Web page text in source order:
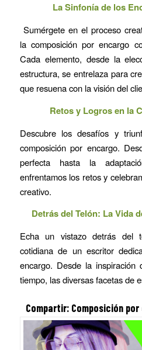
LaSinfonía de los
Sumérgete en el proceso
la composición por encargo
Cada elemento, desde la
estructura, se entrelaza para
que resuena con la visión del
Retos y Logros en la
Descubre los desafíos y
composición por encargo.
perfecta hasta la
enfrentamos los retos y
creativo.
Detrás del Telón: La Vida
Echa un vistazo detrás del
cotidiana de un escritor
encargo. Desde la
tiempo, las diversas facetas de
Compartir:Composición por